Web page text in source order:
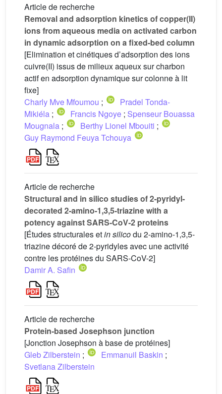
Article de recherche
Removal and adsorption kinetics of copper(II)
ions from aqueous media on activated carbon
in dynamic adsorption on a fixed-bed column
[Elimination et cinétiques d’adsorption des ions
cuivre(II) issus de milieux aqueux sur charbon
actif en adsorption dynamique sur colonne à lit
fixe]
Charly Mve Mfoumou ;
Pradel Tonda-
Mikiéla ; Francis Ngoye ; Spenseur Bouassa
Mougnala ; Berthy Lionel Mbouiti ;
Guy Raymond Feuya Tchouya
Article de recherche
Structural and in silico studies of 2-pyridyl-
decorated 2-amino-1,3,5-triazine with a
potency against SARS-CoV-2 proteins
[Études structurales etin silicodu 2-amino-1,3,5-
triazine décoré de 2-pyridyles avec une activité
contre les protéines du SARS-CoV-2]
Damir A. Safin
Article de recherche
Protein-based Josephson junction
[Jonction Josephson à base de protéines]
Gleb Zilberstein ; Emmanuil Baskin ;
Svetlana Zilberstein